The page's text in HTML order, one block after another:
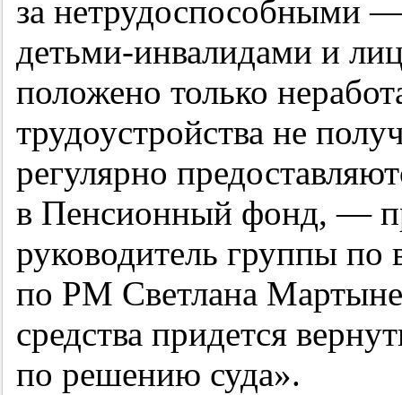
за нетрудоспособными
детьми-инвалидами и
положено только
трудоустройства не
регулярно
в Пенсионный фонд, —
руководитель группы
по РМ Светлана
средства придется
по решению суда».